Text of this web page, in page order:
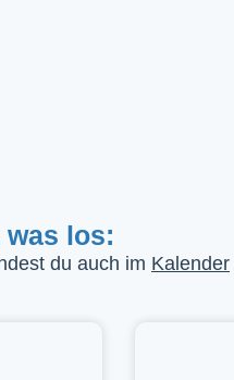
los:
du auch im Kalender